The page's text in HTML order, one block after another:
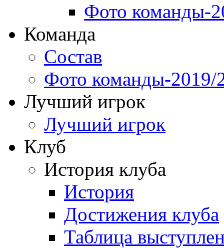
Фото команды-
Команда
Состав
Фото команды-2019/
Лучший игрок
Лучший игрок
Клуб
История клуба
История
Достижения клуба
Таблица